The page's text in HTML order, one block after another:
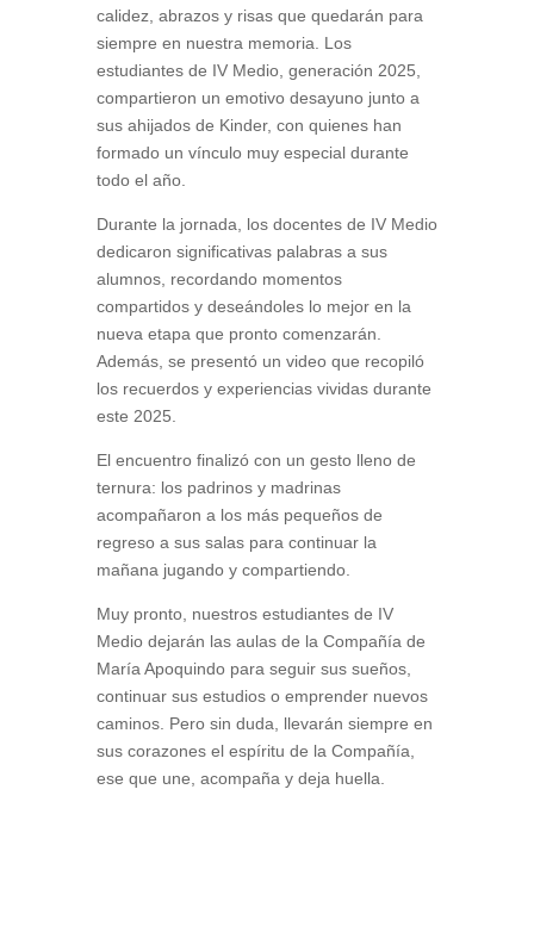
calidez, abrazos y risas que quedarán para
siempre en nuestra memoria. Los
estudiantes de IV Medio, generación 2025,
compartieron un emotivo desayuno junto a
sus ahijados de Kinder, con quienes han
formado un vínculo muy especial durante
todo el año.
Durante la jornada, los docentes de IV Medio
dedicaron significativas palabras a sus
alumnos, recordando momentos
compartidos y deseándoles lo mejor en la
nueva etapa que pronto comenzarán.
Además, se presentó un video que recopiló
los recuerdos y experiencias vividas durante
este 2025.
El encuentro finalizó con un gesto lleno de
ternura: los padrinos y madrinas
acompañaron a los más pequeños de
regreso a sus salas para continuar la
mañana jugando y compartiendo.
Muy pronto, nuestros estudiantes de IV
Medio dejarán las aulas de la Compañía de
María Apoquindo para seguir sus sueños,
continuar sus estudios o emprender nuevos
caminos. Pero sin duda, llevarán siempre en
sus corazones el espíritu de la Compañía,
ese que une, acompaña y deja huella.